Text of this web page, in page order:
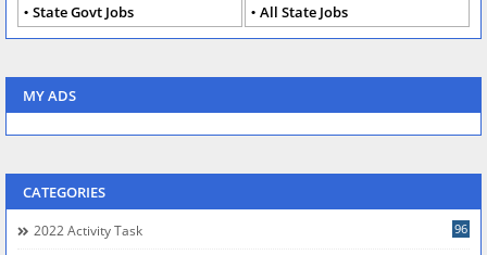
State Govt Jobs
All State Jobs
MY ADS
CATEGORIES
2022 Activity Task 96